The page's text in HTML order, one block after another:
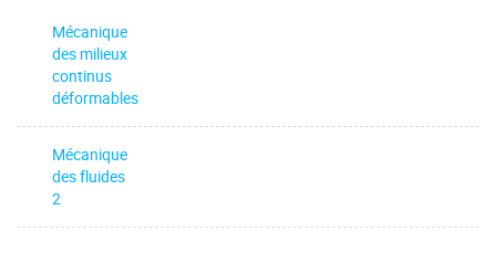
Mécanique
des milieux
continus
déformables
Mécanique
des fluides
2